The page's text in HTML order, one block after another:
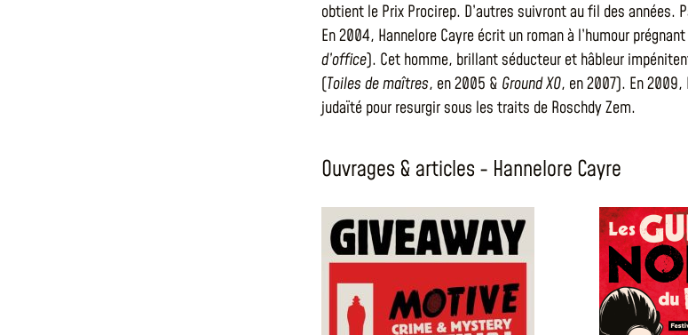
obtient le Prix Procirep. D’autres suivront au fil des années.
En 2004, Hannelore Cayre écrit un roman à l’humour
d’office). Cet homme, brillant séducteur et hâbleur
(Toiles de maîtres, en 2005 & Ground XO, en 2007). En
judaïté pour resurgir sous les traits de Roschdy Zem.
Ouvrages & articles - Hannelore Cayre